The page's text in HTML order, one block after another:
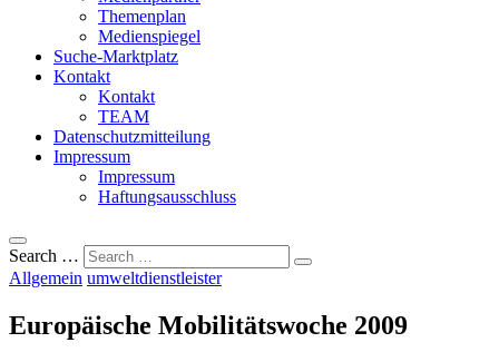
Themenplan
Medienspiegel
Suche-Marktplatz
Kontakt
Kontakt
TEAM
Datenschutzmitteilung
Impressum
Impressum
Haftungsausschluss
Search …
Allgemein umweltdienstleister
Europäische Mobilitätswoche 2009